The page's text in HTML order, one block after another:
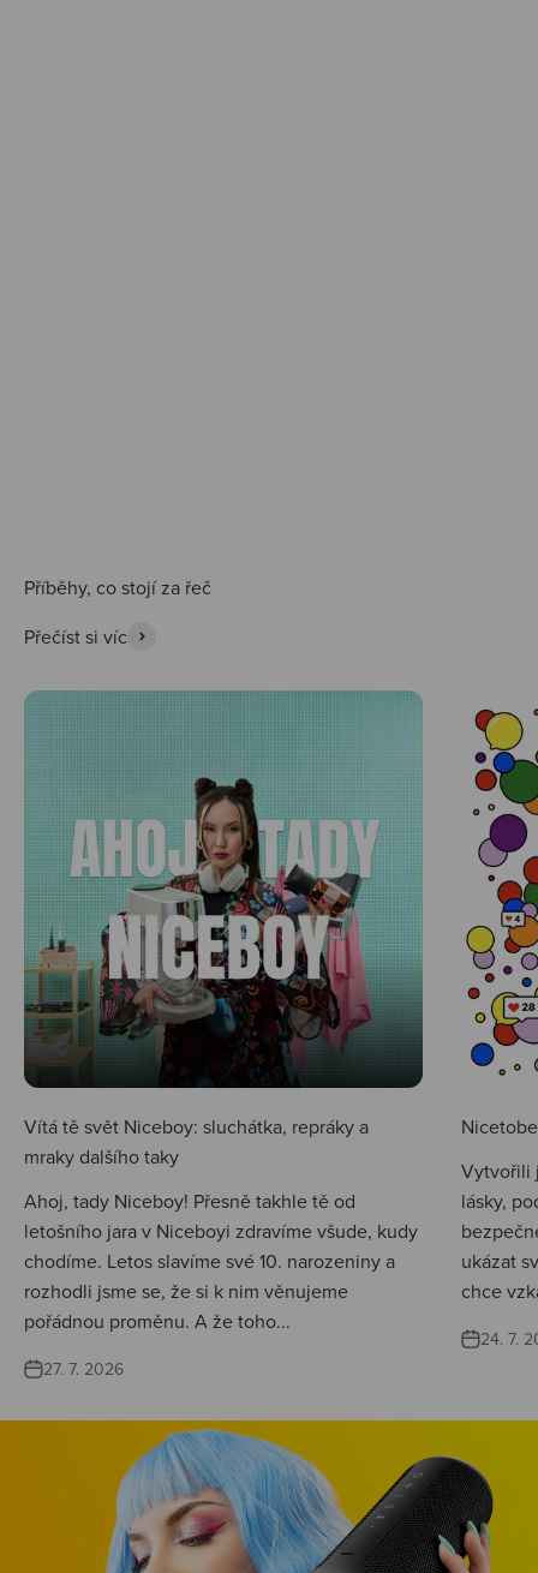
Přečíst si víc
Vítá tě svět Niceboy: sluchátka, repráky a
mraky dalšího taky
Ahoj, tady Niceboy! Přesně takhle tě od
letošního jara v Niceboyi zdravíme všude, kudy
chodíme. Letos slavíme své 10. narozeniny a
rozhodli jsme se, že si k nim věnujeme
pořádnou proměnu. A že toho...
27. 7. 2026
Vytvořili
lásky,
ukázat
chce
24. 7.